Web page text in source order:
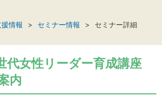
情報 セミナー情報 セミナー詳細
代女性リーダー育成講座
内